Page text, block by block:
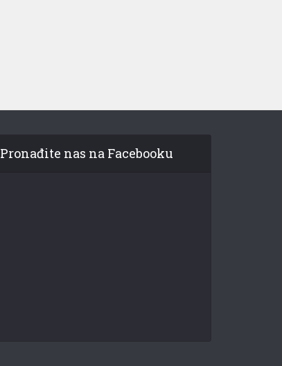
Pronađite nas na Facebooku